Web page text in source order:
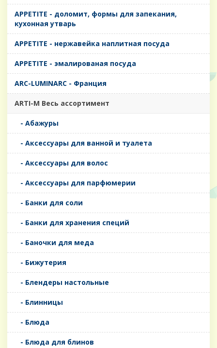
APPETITE - доломит, формы для запекания,
кухонная утварь
APPETITE - нержавейка наплитная посуда
APPETITE - эмалированая посуда
ARC-LUMINARC - Франция
ARTI-M Весь ассортимент
- Абажуры
- Аксессуары для ванной и туалета
- Аксессуары для волос
- Аксессуары для парфюмерии
- Банки для соли
- Банки для хранения специй
- Баночки для меда
- Бижутерия
- Блендеры настольные
- Блинницы
- Блюда
- Блюда для блинов